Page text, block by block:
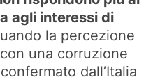
agli interessi di
la percezione
una corruzione
dall’Italia